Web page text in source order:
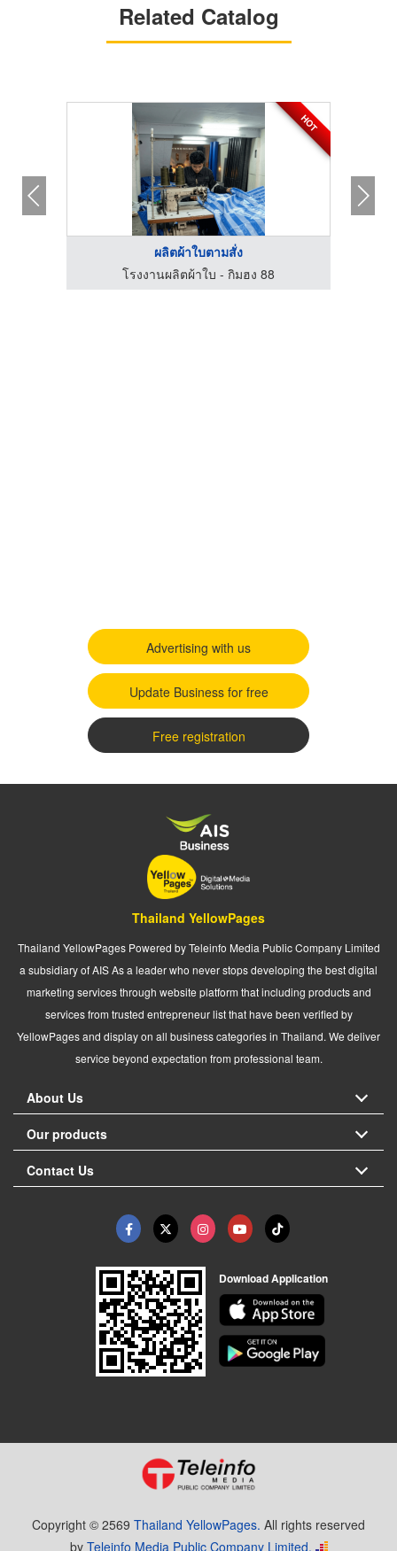
Related Catalog
HOT
ผลิตผ้าใบตามสั่ง
โรงงานผลิตผ้าใบ - กิมฮง 88
Advertising with us
Update Business for free
Free registration
Thailand YellowPages
Thailand YellowPages Powered by Teleinfo Media Public Company Limited
a subsidiary of AIS As a leader who never stops developing the best digital
marketing services through website platform that including products and
services from trusted entrepreneur list that have been verified by
YellowPages and display on all business categories in Thailand. We deliver
service beyond expectation from professional team.
About Us
Our products
Contact Us
Download Application
Copyright © 2569 Thailand YellowPages. All rights reserved
by Teleinfo Media Public Company Limited.